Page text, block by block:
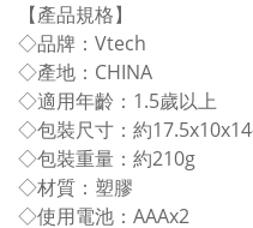
【產品規格】
◇品牌：Vtech
◇產地：CHINA
◇適用年齡：1.5歲以上
◇包裝尺寸：約
◇包裝重量：約210g
◇材質：塑膠
◇使用電池：AAAx2